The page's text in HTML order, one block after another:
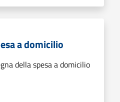
a domicilio
della spesa a domicilio